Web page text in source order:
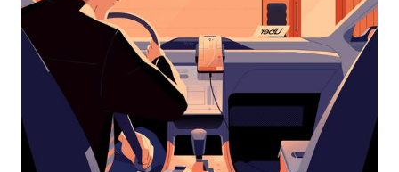
te
selecteren.
Druk
Escape
agenda
te
sluiten.